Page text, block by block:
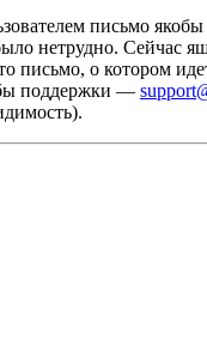
письмо
нетрудно. Сейчас
письмо, о котором
поддержки —